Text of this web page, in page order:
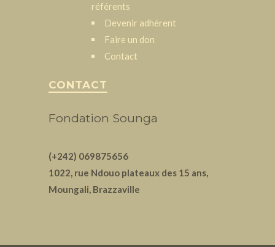
référents
Devenir adhérent
Faire un don
Contact
CONTACT
Fondation Sounga
(+242) 069875656
1022, rue Ndouo plateaux des 15 ans,
Moungali, Brazzaville